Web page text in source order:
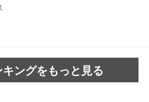
ングをもっと見る